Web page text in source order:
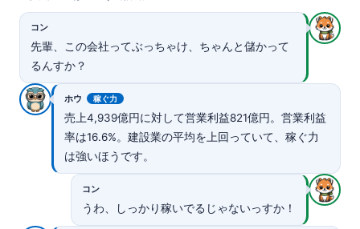
コン
先輩、この会社ってぶっちゃけ、ちゃんと儲かって
るんすか？
ホウ 稼ぐ力
売上4,939億円に対して営業利益821億円。営業利益
率は16.6%。建設業の平均を上回っていて、稼ぐ力
は強いほうです。
コン
うわ、しっかり稼いでるじゃないっすか！